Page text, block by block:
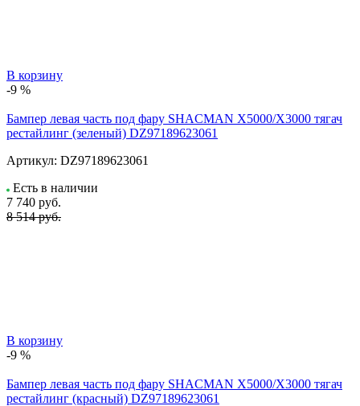
В корзину
-9 %
Бампер левая часть под фару SHACMAN X5000/X3000 тягач
рестайлинг (зеленый) DZ97189623061
Артикул: DZ97189623061
Есть в наличии
7 740 руб.
8 514 руб.
В корзину
-9 %
Бампер левая часть под фару SHACMAN X5000/X3000 тягач
рестайлинг (красный) DZ97189623061